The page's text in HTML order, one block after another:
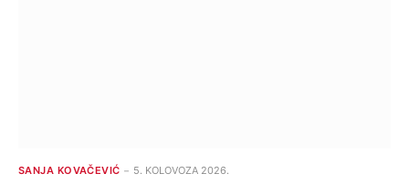
SANJA KOVAČEVIĆ 5. KOLOVOZA 2026.